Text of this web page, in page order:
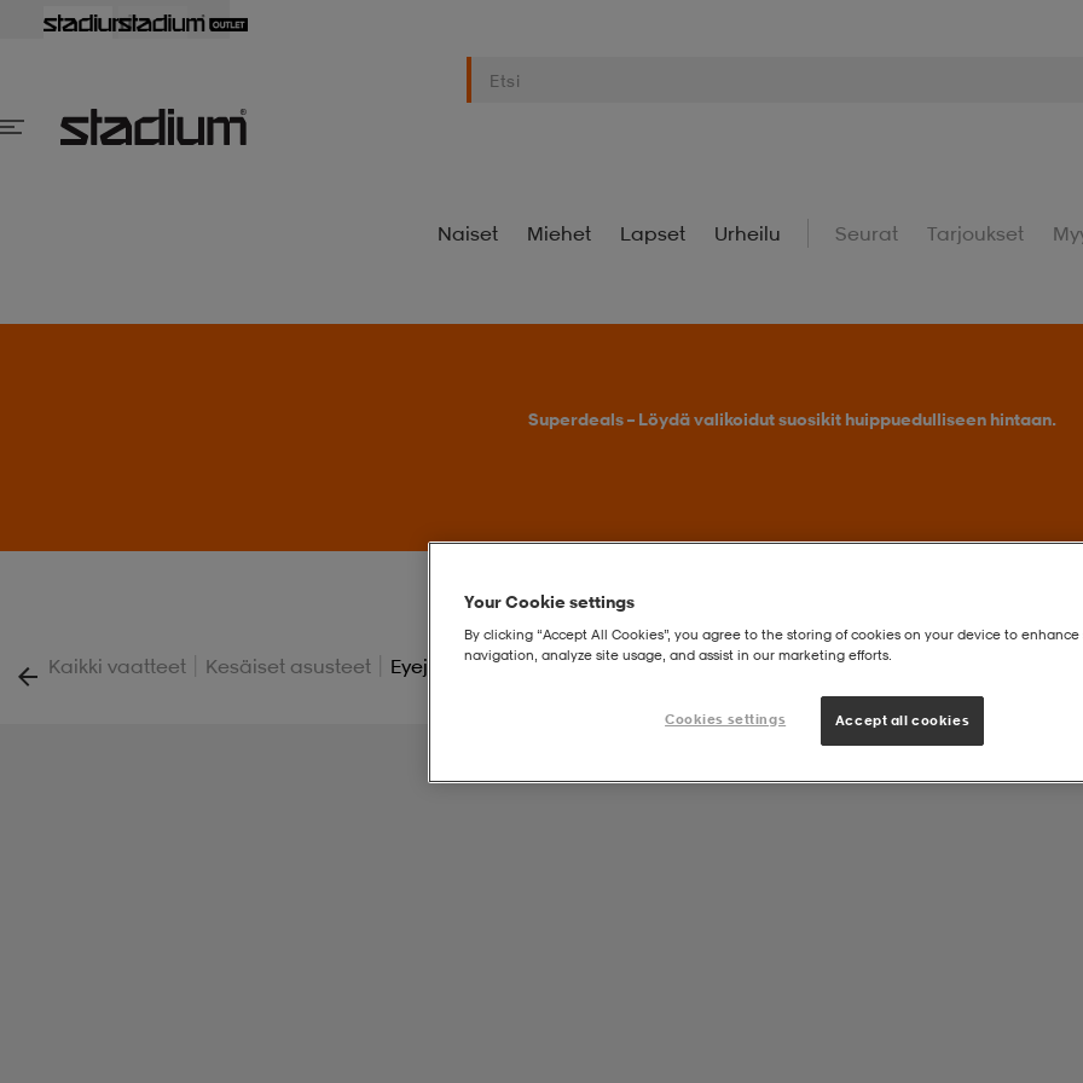
Naiset Miehet Lapset Urheilu Seurat Tarjoukset
Superdeals – Löydä valikoidut suosikit huippuedulliseen hintaan.
Kaikki vaatteet | Kesäiset asusteet | Eyejacket Redux
Your Cookie settings
By clicking “Accept All Cookies”, you agree to the storing of cookies on your device to enhance
navigation, analyze site usage, and assist in our marketing efforts.
Cookies settings Accept all cookies